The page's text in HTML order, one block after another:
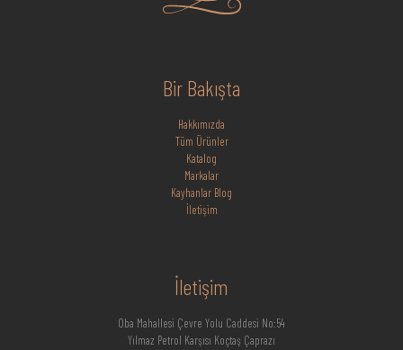
Bir Bakışta
Hakkımızda
Tüm Ürünler
Katalog
Markalar
Kayhanlar Blog
İletişim
İletişim
Oba Mahallesi Çevre Yolu Caddesi No:54
Yılmaz Petrol Karşısı Koçtaş Çaprazı